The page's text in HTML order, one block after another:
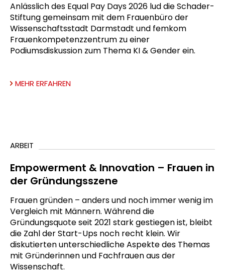
Anlässlich des Equal Pay Days 2026 lud die Schader-
Stiftung gemeinsam mit dem Frauenbüro der
Wissenschaftsstadt Darmstadt und femkom
Frauenkompetenzzentrum zu einer
Podiumsdiskussion zum Thema KI & Gender ein.
MEHR ERFAHREN
ARBEIT
Empowerment & Innovation – Frauen in
der Gründungsszene
Frauen gründen – anders und noch immer wenig im
Vergleich mit Männern. Während die
Gründungsquote seit 2021 stark gestiegen ist, bleibt
die Zahl der Start-Ups noch recht klein. Wir
diskutierten unterschiedliche Aspekte des Themas
mit Gründerinnen und Fachfrauen aus der
Wissenschaft.